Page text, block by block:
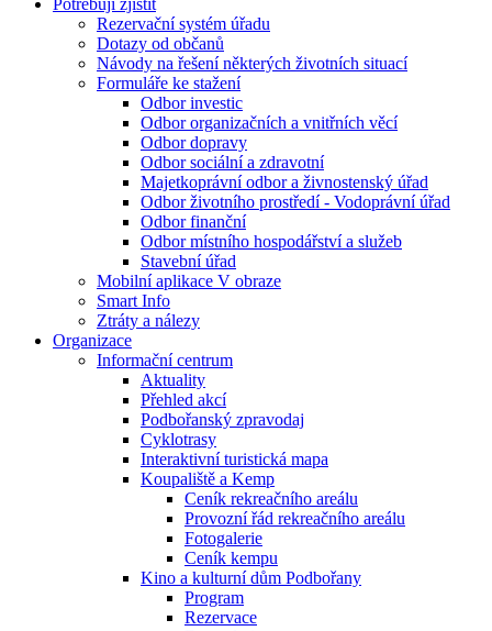
Potřebuji zjistit
Rezervační systém úřadu
Dotazy od občanů
Návody na řešení některých životních situací
Formuláře ke stažení
Odbor investic
Odbor organizačních a vnitřních věcí
Odbor dopravy
Odbor sociální a zdravotní
Majetkoprávní odbor a živnostenský úřad
Odbor životního prostředí - Vodoprávní úřad
Odbor finanční
Odbor místního hospodářství a služeb
Stavební úřad
Mobilní aplikace V obraze
Smart Info
Ztráty a nálezy
Organizace
Informační centrum
Aktuality
Přehled akcí
Podbořanský zpravodaj
Cyklotrasy
Interaktivní turistická mapa
Koupaliště a Kemp
Ceník rekreačního areálu
Provozní řád rekreačního areálu
Fotogalerie
Ceník kempu
Kino a kulturní dům Podbořany
Program
Rezervace